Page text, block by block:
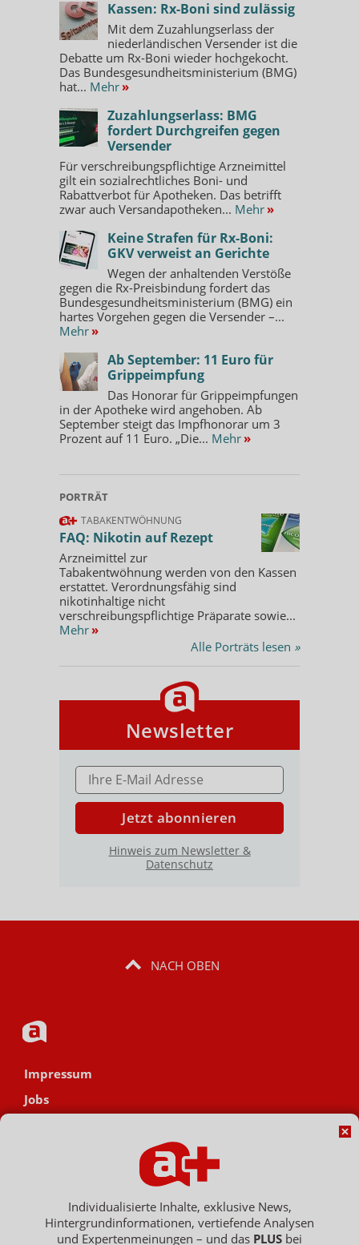
Kassen: Rx-Boni sind zulässig
Mit dem Zuzahlungserlass der
niederländischen Versender ist die
Debatte um Rx-Boni wieder hochgekocht.
Das Bundesgesundheitsministerium (BMG)
hat... Mehr »
Zuzahlungserlass: BMG
fordert Durchgreifen gegen
Versender
Für verschreibungspflichtige Arzneimittel
gilt ein sozialrechtliches Boni- und
Rabattverbot für Apotheken. Das betrifft
zwar auch Versandapotheken... Mehr »
Keine Strafen für Rx-Boni:
GKV verweist an Gerichte
Wegen der anhaltenden Verstöße
gegen die Rx-Preisbindung fordert das
Bundesgesundheitsministerium (BMG) ein
hartes Vorgehen gegen die Versender –...
Mehr »
Ab September: 11 Euro für
Grippeimpfung
Das Honorar für Grippeimpfungen
in der Apotheke wird angehoben. Ab
September steigt das Impfhonorar um 3
Prozent auf 11 Euro. „Die... Mehr »
PORTRÄT
TABAKENTWÖHNUNG
FAQ: Nikotin auf Rezept
Arzneimittel zur
Tabakentwöhnung werden von den Kassen
erstattet. Verordnungsfähig sind
nikotinhaltige nicht
verschreibungspflichtige Präparate sowie...
Mehr »
Alle Porträts lesen »
Newsletter
E-MAIL ADRESSE
Jetzt abonnieren
Hinweis zum Newsletter &
Datenschutz
NACH OBEN
Impressum
Jobs
Hinweisgebersystem
Vertrag widerrufen
Individualisierte Inhalte, exklusive News,
Hintergrundinformationen, vertiefende Analysen
und Expertenmeinungen – und das PLUS bei